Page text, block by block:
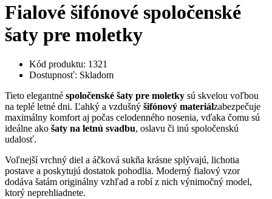
Fialové šifónové spoločenské
šaty pre moletky
Kód produktu: 1321
Dostupnosť: Skladom
Tieto elegantné spoločenské šaty pre moletky sú skvelou voľbou
na teplé letné dni. Ľahký a vzdušný šifónový materiálzabezpečuje
maximálny komfort aj počas celodenného nosenia, vďaka čomu sú
ideálne ako šaty na letnú svadbu, oslavu či inú spoločenskú
udalosť.
Voľnejší vrchný diel a áčková sukňa krásne splývajú, lichotia
postave a poskytujú dostatok pohodlia. Moderný fialový vzor
dodáva šatám originálny vzhľad a robí z nich výnimočný model,
ktorý neprehliadnete.